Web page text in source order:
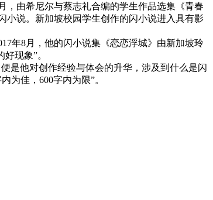
，由希尼尔与蔡志礼合编的学生作品选集《青春
小说。新加坡校园学生创作的闪小说进入具有影
年8月，他的闪小说集《恋恋浮城》由新加坡玲
现象”。
他对创作经验与体会的升华，涉及到什么是闪
为佳，600字内为限”。